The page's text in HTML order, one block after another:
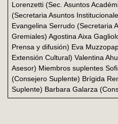
Lorenzetti (Sec. Asuntos
(Secretaria Asuntos
Evangelina Serrudo (Secretaria
Gremiales) Agostina Aixa
Prensa y difusión) Eva
Extensión Cultural) Valentina
Asesor) Miembros suplentes
(Consejero Suplente) Brígida
Suplente) Barbara Galarza